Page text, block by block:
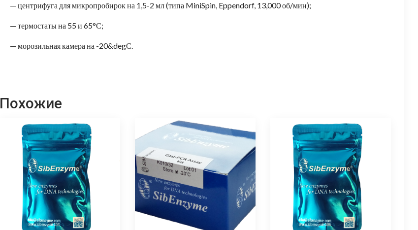
— центрифуга для микропробирок на 1,5-2 мл (типа MiniSpin, Eppendorf, 13,000 об/мин);
— термостаты на 55 и 65°С;
— морозильная камера на -20&degС.
Похожие